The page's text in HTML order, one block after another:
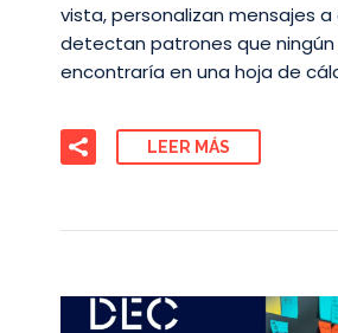
vista, personalizan mensajes a
detectan patrones que
encontraría en una hoja de
LEER MÁS